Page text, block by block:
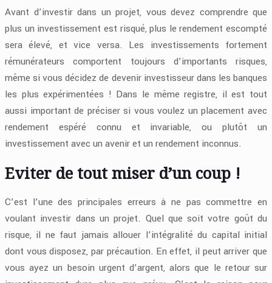
Avant d’investir dans un projet, vous devez comprendre que
plus un investissement est risqué, plus le rendement escompté
sera élevé, et vice versa. Les investissements fortement
rémunérateurs comportent toujours d’importants risques,
même si vous décidez de devenir investisseur dans les banques
les plus expérimentées ! Dans le même registre, il est tout
aussi important de préciser si vous voulez un placement avec
rendement espéré connu et invariable, ou plutôt un
investissement avec un avenir et un rendement inconnus.
Eviter de tout miser d’un coup !
C’est l’une des principales erreurs à ne pas commettre en
voulant investir dans un projet. Quel que soit votre goût du
risque, il ne faut jamais allouer l’intégralité du capital initial
dont vous disposez, par précaution. En effet, il peut arriver que
vous ayez un besoin urgent d’argent, alors que le retour sur